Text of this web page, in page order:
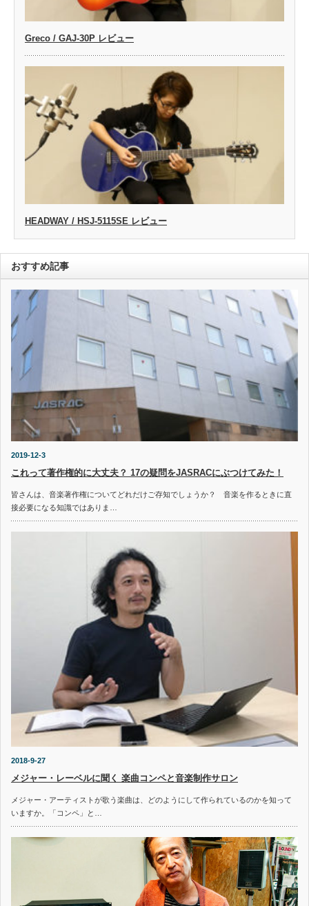
Greco / GAJ-30P レビュー
HEADWAY / HSJ-5115SE レビュー
おすすめ記事
2019-12-3
これって著作権的に大丈夫？ 17の疑問をJASRACにぶつけてみた！
皆さんは、音楽著作権についてどれだけご存知でしょうか？ 音楽を作るときに直
接必要になる知識ではありま…
2018-9-27
メジャー・レーベルに聞く 楽曲コンペと音楽制作サロン
メジャー・アーティストが歌う楽曲は、どのようにして作られているのかを知って
いますか。「コンペ」と…